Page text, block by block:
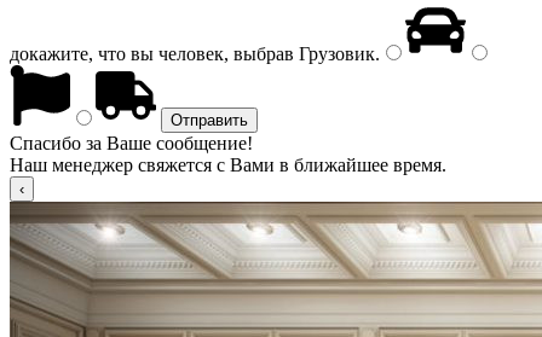
докажите, что вы человек, выбрав Грузовик.
Спасибо за Ваше сообщение!
Наш менеджер свяжется с Вами в ближайшее время.